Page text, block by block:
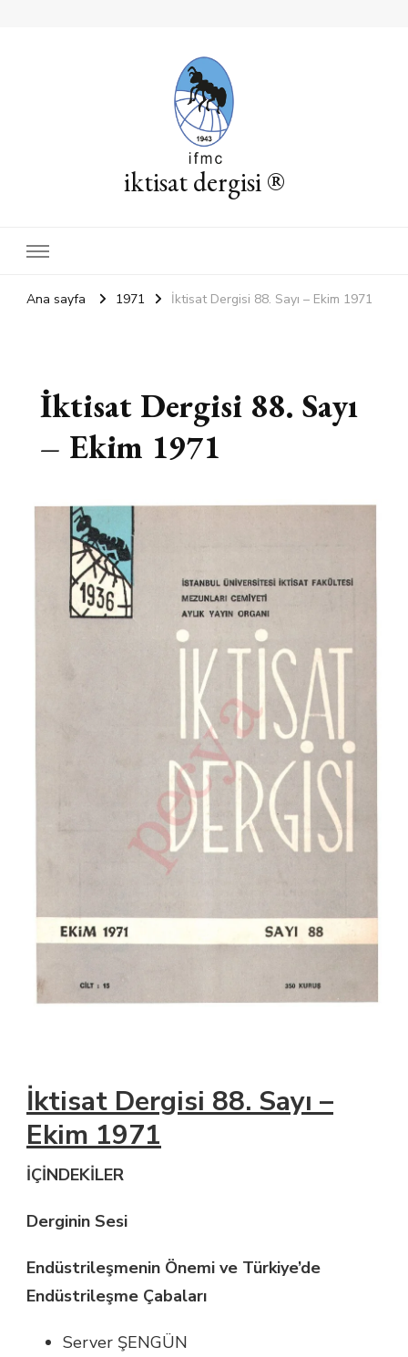
iktisat dergisi ®
Ana sayfa 1971 İktisat Dergisi 88. Sayı – Ekim 1971
İktisat Dergisi 88. Sayı
– Ekim 1971
İktisat Dergisi 88. Sayı –
Ekim 1971
İÇİNDEKİLER
Derginin Sesi
Endüstrileşmenin Önemi ve Türkiye’de
Endüstrileşme Çabaları
Server ŞENGÜN